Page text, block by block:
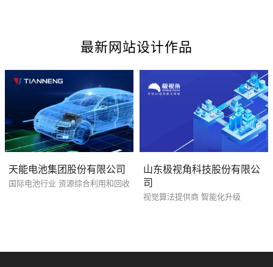
最新网站设计作品
天能电池集团股份有限公司
国际电池行业 资源综合利用和回收
山东极视角科技股份有限公
司
视觉算法提供商 智能化升级
您的预算 3万-5万 5万-8万